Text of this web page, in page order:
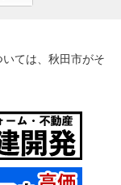
ては、秋田市がそ